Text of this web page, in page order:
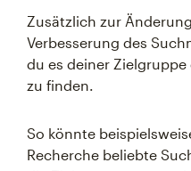
Zusätzlich zur
Verbesserung des
du es deiner
zu finden.
So könnte
Recherche beliebte